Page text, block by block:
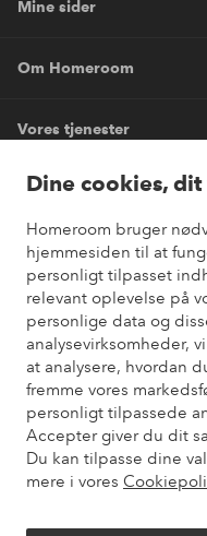
Dine cookies,
Homeroom bruger
hjemmesiden til at
personligt tilpasset
relevant oplevelse på
personlige data og
analysevirksomheder,
at analysere, hvordan
fremme vores
personligt tilpassede
Accepter giver du dit
Du kan tilpasse dine
mere i vores
Mine sider
Om Homeroom
Vores tjenester
Vilkår
Venner
Vil du vide mere